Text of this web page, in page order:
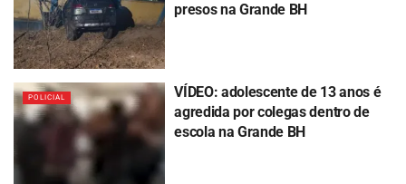
presos na Grande BH
POLICIAL
VÍDEO: adolescente de 13 anos é
agredida por colegas dentro de
escola na Grande BH